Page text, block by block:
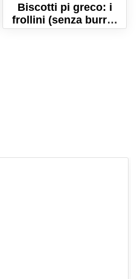
Biscotti pi greco: i
frollini (senza burro)
per festeggiare il pi-